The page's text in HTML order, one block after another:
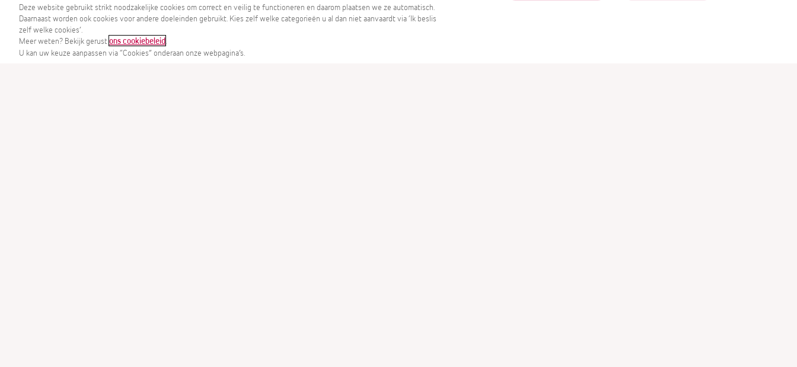
MENU
Voor meer info over de Green Bond:
Deze website gebruikt strikt noodzakelijke cookies om correct en veilig te functioneren en daarom plaatsen we ze automatisch.
Daarnaast worden ook cookies voor andere doeleinden gebruikt. Kies zelf welke categorieën u al dan niet aanvaardt via ‘Ik beslis
zelf welke cookies’.
Meer weten? Bekijk gerustons cookiebeleid
U kan uw keuze aanpassen via “Cookies” onderaan onze webpagina’s.